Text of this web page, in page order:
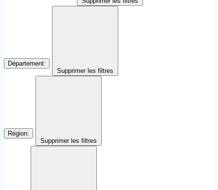
Département:
Supprimer les filtres
Région:
Supprimer les filtres